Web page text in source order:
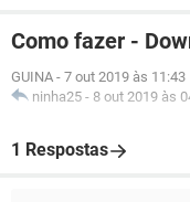
Como fazer -
GUINA - 7 out 2019 às 11:43
ninha25 - 8 out 2019 às
1 Respostas